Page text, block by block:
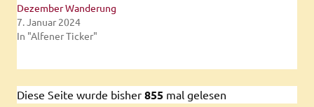
Dezember Wanderung
7. Januar 2024
In "Alfener Ticker"
Diese Seite wurde bisher 855 mal gelesen